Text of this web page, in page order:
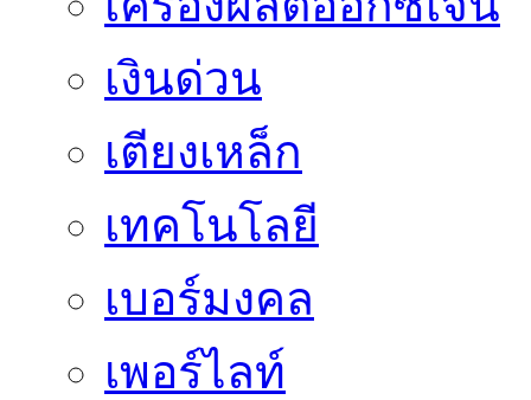
เงินด่วน
เตียงเหล็ก
เทคโนโลยี
เบอร์มงคล
เพอร์ไลท์